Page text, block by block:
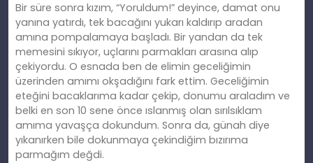
Bir süre sonra kızım, “Yoruldum!” deyince, damat onu
yanına yatırdı, tek bacağını yukarı kaldırıp aradan
amına pompalamaya başladı. Bir yandan da tek
memesini sıkıyor, uçlarını parmakları arasına alıp
çekiyordu. O esnada ben de elimin geceliğimin
üzerinden amımı okşadığını fark ettim. Geceliğimin
eteğini bacaklarıma kadar çekip, donumu araladım ve
belki en son 10 sene önce ıslanmış olan sırılsıklam
amıma yavaşça dokundum. Sonra da, günah diye
yıkanırken bile dokunmaya çekindiğim bızırıma
parmağım değdi.